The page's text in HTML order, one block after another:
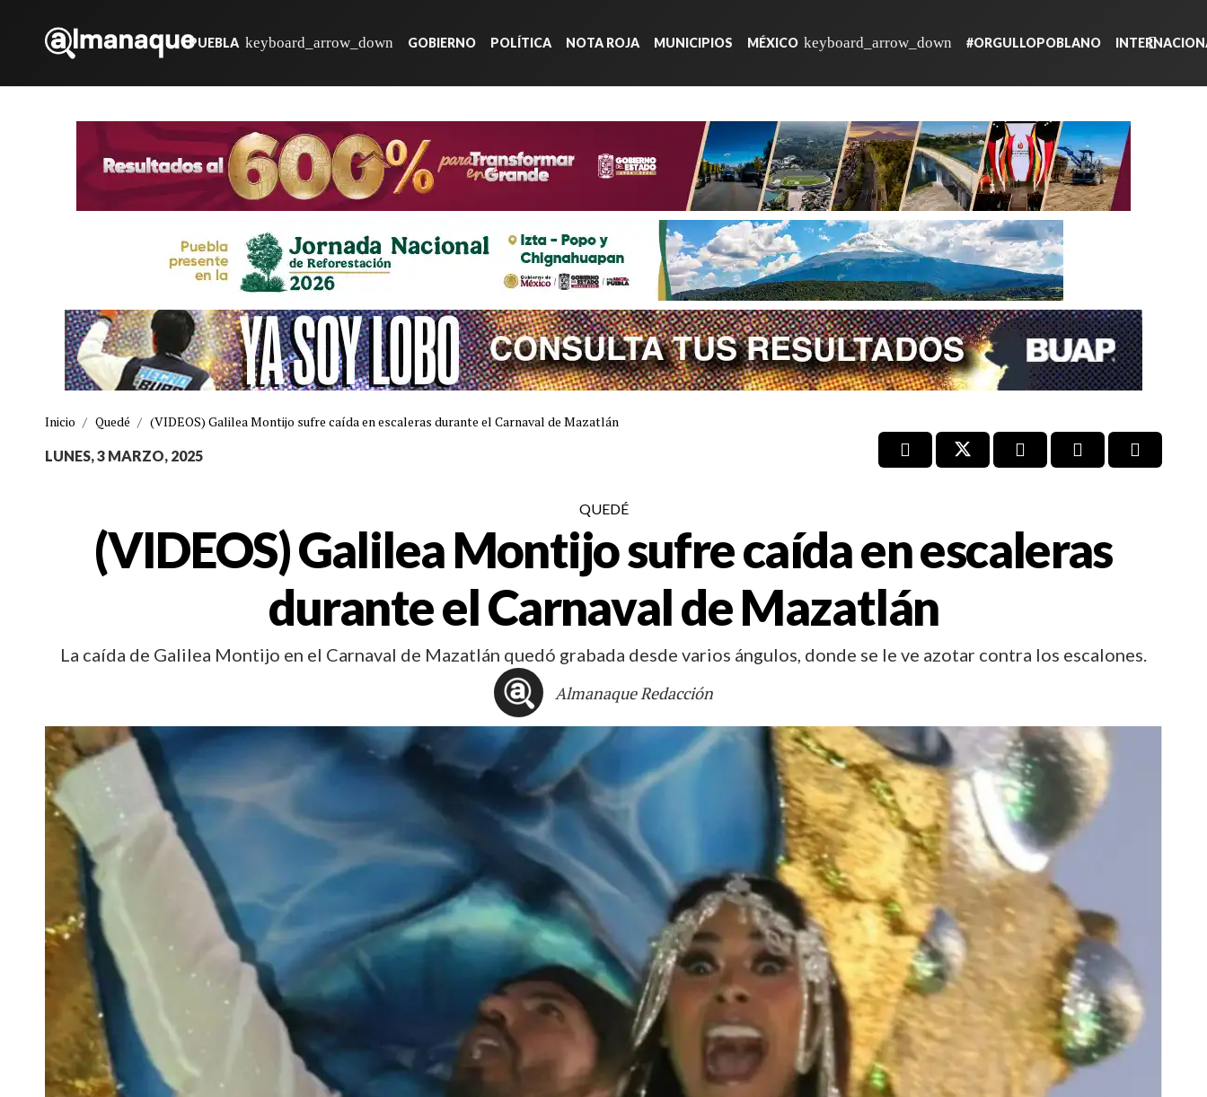
PUEBLA GOBIERNO POLÍTICA NOTA ROJA MUNICIPIOS MÉXICO #ORGULLOPOBLANO
Inicio / Quedé / (VIDEOS) Galilea Montijo sufre caída en escaleras durante el Carnaval de Mazatlán
LUNES, 3 MARZO, 2025
QUEDÉ
(VIDEOS) Galilea Montijo sufre caída en escaleras
durante el Carnaval de Mazatlán
La caída de Galilea Montijo en el Carnaval de Mazatlán quedó grabada desde varios ángulos, donde se le ve azotar contra los escalones.
Almanaque Redacción